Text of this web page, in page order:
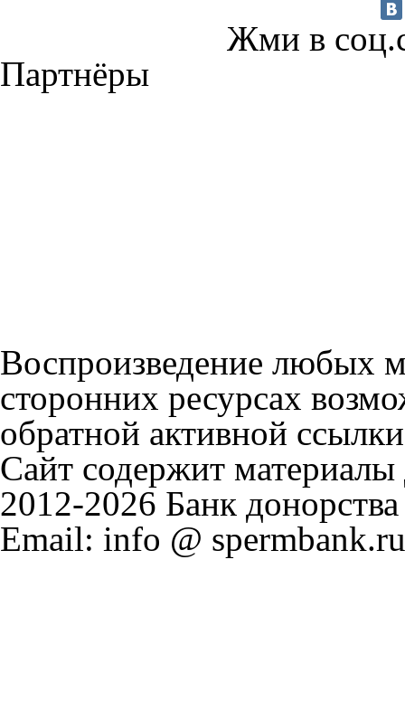
Жми в
Партнёры
Воспроизведение любых
сторонних ресурсах
обратной активной
Сайт содержит
2012-2026 Банк
Email: info @